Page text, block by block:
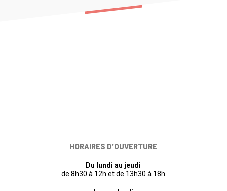
HORAIRES D’OUVERTURE
Du lundi au jeudi
de 8h30 à 12h et de 13h30 à 18h